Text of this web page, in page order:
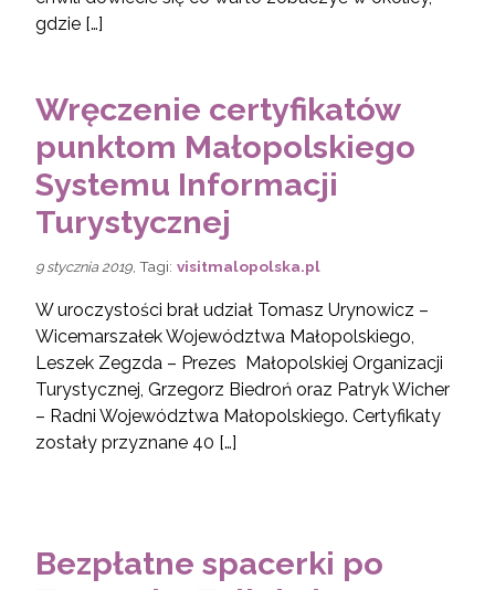
gdzie […]
Wręczenie certyfikatów
punktom Małopolskiego
Systemu Informacji
Turystycznej
9 stycznia 2019 , Tagi: visitmalopolska.pl
W uroczystości brał udział Tomasz Urynowicz –
Wicemarszałek Województwa Małopolskiego,
Leszek Zegzda – Prezes Małopolskiej Organizacji
Turystycznej, Grzegorz Biedroń oraz Patryk Wicher
– Radni Województwa Małopolskiego. Certyfikaty
zostały przyznane 40 […]
Bezpłatne spacerki po